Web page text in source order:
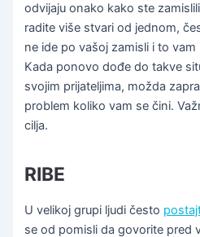
odvijaju onako kako ste
radite više stvari od jednom,
ne ide po vašoj zamisli i to
Kada ponovo dođe do takve
svojim prijateljima, možda
problem koliko vam se čini.
cilja.
RIBE
U velikoj grupi ljudi često
se od pomisli da govorite pred